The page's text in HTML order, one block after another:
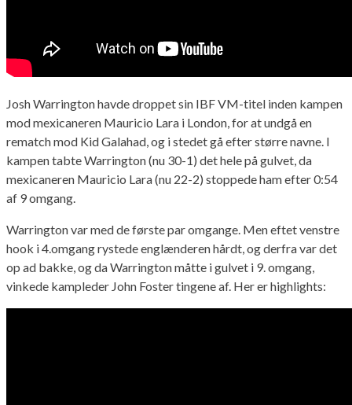
Josh Warrington havde droppet sin IBF VM-titel inden kampen
mod mexicaneren Mauricio Lara i London, for at undgå en
rematch mod Kid Galahad, og i stedet gå efter større navne. I
kampen tabte Warrington (nu 30-1) det hele på gulvet, da
mexicaneren Mauricio Lara (nu 22-2) stoppede ham efter 0:54
af 9 omgang.
Warrington var med de første par omgange. Men eftet venstre
hook i 4.omgang rystede englænderen hårdt, og derfra var det
op ad bakke, og da Warrington måtte i gulvet i 9. omgang,
vinkede kampleder John Foster tingene af. Her er highlights: